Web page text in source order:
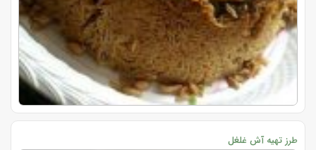
طرز تهیه آش غلغل